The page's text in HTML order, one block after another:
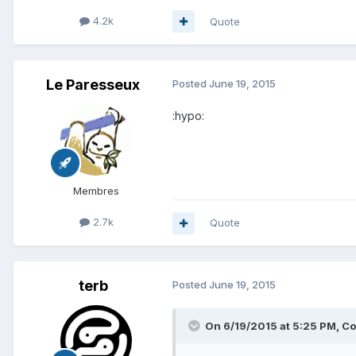
4.2k Quote
Le Paresseux
Membres
2.7k
Posted June 19, 2015
:hypo:
Quote
terb Posted June 19, 2015
On 6/19/2015 at 5:25 PM,